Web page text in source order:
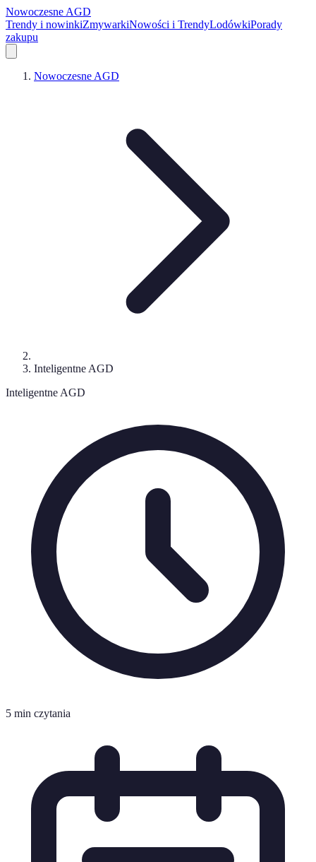
Nowoczesne AGD
Trendy i nowinkiZmywarkiNowości i TrendyLodówkiPorady
zakupu
Nowoczesne AGD
Inteligentne AGD
Inteligentne AGD
5 min czytania